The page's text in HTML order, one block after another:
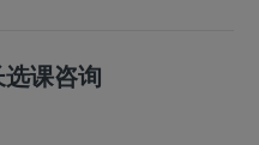
选课咨询